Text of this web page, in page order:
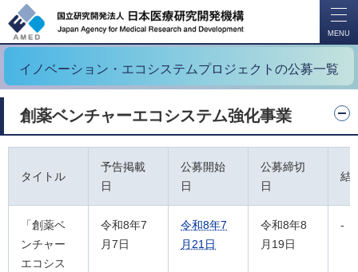
MENU
イノベーション・エコシステムプロジェクトの公募一覧
創薬ベンチャーエコシステム強化事業
タイトル
予告掲載
日
公募開始
日
公募締切
日
結
「創薬ベ
ンチャー
エコシス
令和8年7
月7日
令和8年7
月21日
令和8年8
月19日
-